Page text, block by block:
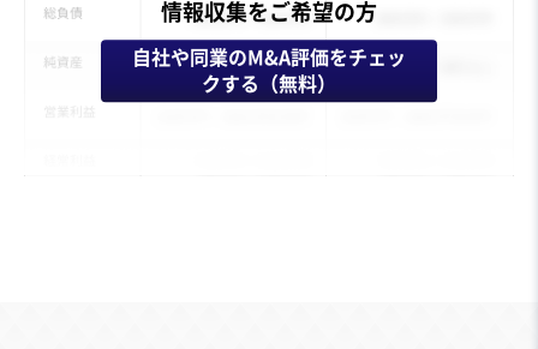
情報収集をご希望の方
自社や同業のM&A評価をチェッ
クする（無料）